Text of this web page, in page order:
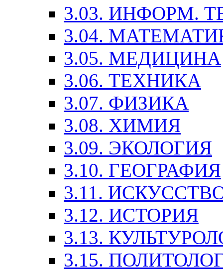
3.03. ИНФОРМ.
3.04.
3.05. МЕДИЦИНА
3.06. ТЕХНИКА
3.07. ФИЗИКА
3.08. ХИМИЯ
3.09. ЭКОЛОГИЯ
3.10. ГЕОГРАФИЯ
3.11.
3.12. ИСТОРИЯ
3.13.
3.15.